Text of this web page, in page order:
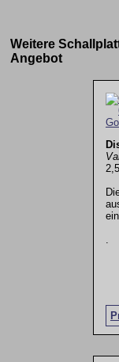
Weitere
Angebot